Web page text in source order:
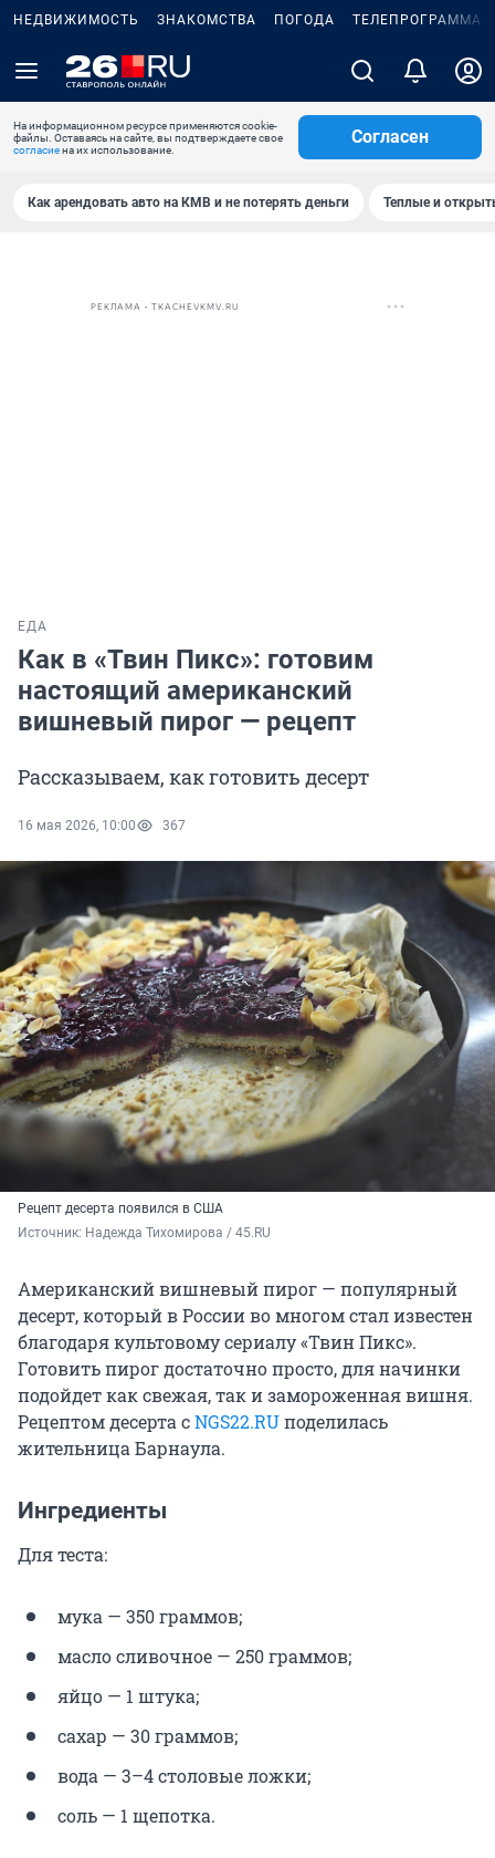
НЕДВИЖИМОСТЬ ЗНАКОМСТВА ПОГОДА ТЕЛЕПРОГРАММА
На информационном ресурсе применяются cookie-
файлы. Оставаясь на сайте, вы подтверждаете свое
согласиена их использование.
Согласен
Как арендовать авто на КМВ и не потерять деньги Теплые и
РЕКЛАМА • TKACHEVKMV.RU
ЕДА
Как в «Твин Пикс»: готовим
настоящий американский
вишневый пирог — рецепт
Рассказываем, как готовить десерт
16 мая 2026, 10:00 367
Рецепт десерта появился в США
Источник: Надежда Тихомирова / 45.RU
Американский вишневый пирог — популярный
десерт, который в России во многом стал известен
благодаря культовому сериалу «Твин Пикс».
Готовить пирог достаточно просто, для начинки
подойдет как свежая, так и замороженная вишня.
Рецептом десерта сNGS22.RUподелилась
жительница Барнаула.
Ингредиенты
Для теста:
мука — 350 граммов;
масло сливочное — 250 граммов;
яйцо — 1 штука;
сахар — 30 граммов;
вода — 3–4 столовые ложки;
соль — 1 щепотка.